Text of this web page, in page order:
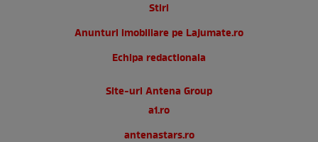
Stiri
Anunturi imobiliare pe Lajumate.ro
Echipa redactionala
Site-uri Antena Group
a1.ro
antenastars.ro